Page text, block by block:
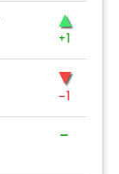
▲
+1
▼
-1
-